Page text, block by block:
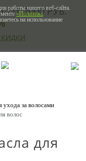
ОТ 2000 РУБ.
ухода за волосами
волос
для
работы нашего веб-сайта.
«Политика
на использование